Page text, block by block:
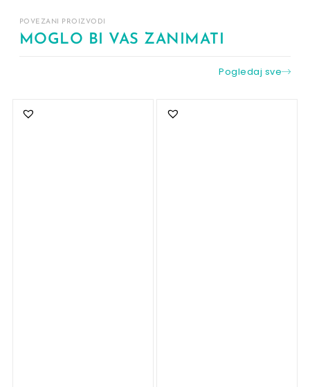
POVEZANI PROIZVODI
MOGLO BI VAS ZANIMATI
Pogledaj sve